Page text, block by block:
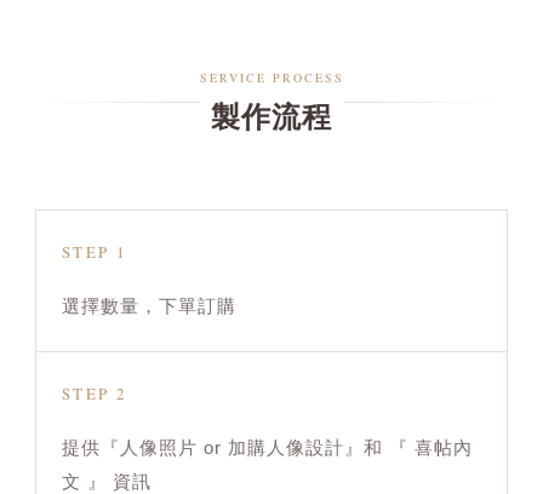
SERVICE PROCESS
製作流程
STEP 1
選擇數量，下單訂購
STEP 2
提供『人像照片 or 加購人像設計』和 『 喜帖內
文 』 資訊